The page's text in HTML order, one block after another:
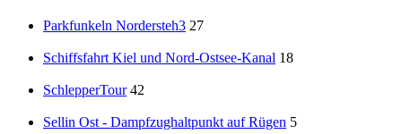
Parkfunkeln Nordersteh3 27
Schiffsfahrt Kiel und Nord-Ostsee-Kanal 18
SchlepperTour 42
Sellin Ost - Dampfzughaltpunkt auf Rügen 5